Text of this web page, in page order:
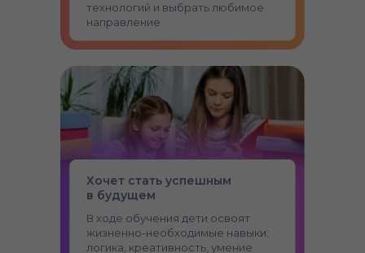
технологий и выбрать любимое
направление
Хочет стать успешным
в будущем
В ходе обучения дети освоят
жизненно-необходимые навыки:
логика, креативность, умение